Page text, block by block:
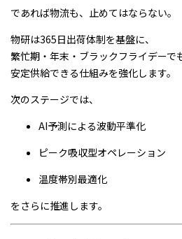
であれば物流も、止めてはならない。
物研は365日出荷体制を基盤に、
繁忙期・年末・ブラックフライデーで
安定供給できる仕組みを強化します。
次のステージでは、
AI予測による波動平準化
ピーク吸収型オペレーション
温度帯別最適化
をさらに推進します。